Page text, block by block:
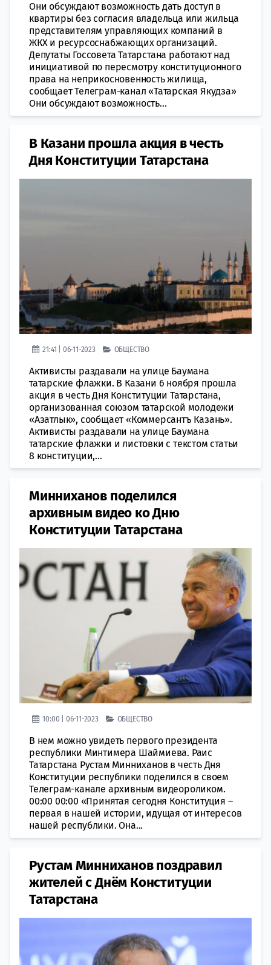
Они обсуждают возможность дать доступ в
квартиры без согласия владельца или жильца
представителям управляющих компаний в
ЖКХ и ресурсоснабжающих организаций.
Депутаты Госсовета Татарстана работают над
инициативой по пересмотру конституционного
права на неприкосновенность жилища,
сообщает Телеграм-канал «Татарская Якудза»
Они обсуждают возможность...
В Казани прошла акция в честь
Дня Конституции Татарстана
21:41 | 06-11-2023 ОБЩЕСТВО
Активисты раздавали на улице Баумана
татарские флажки. В Казани 6 ноября прошла
акция в честь Дня Конституции Татарстана,
организованная союзом татарской молодежи
«Азатлык», сообщает «Коммерсантъ Казань».
Активисты раздавали на улице Баумана
татарские флажки и листовки с текстом статьи
8 конституции,...
Минниханов поделился
архивным видео ко Дню
Конституции Татарстана
10:00 | 06-11-2023 ОБЩЕСТВО
В нем можно увидеть первого президента
республики Минтимера Шаймиева. Раис
Татарстана Рустам Минниханов в честь Дня
Конституции республики поделился в своем
Телеграм-канале архивным видеороликом.
00:00 00:00 «Принятая сегодня Конституция –
первая в нашей истории, идущая от интересов
нашей республики. Она...
Рустам Минниханов поздравил
жителей с Днём Конституции
Татарстана